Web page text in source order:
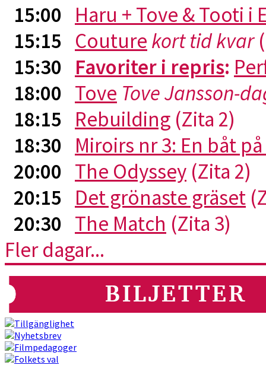
15:00 Haru + Tove & Tooti i
15:15 Couture kort tid kvar
15:30 Favoriter i repris:
18:00 Tove Tove Jansson-
18:15 Rebuilding (Zita 2)
18:30 Miroirs nr 3: En båt
20:00 The Odyssey (Zita 2)
20:15 Det grönaste gräset
20:30 The Match (Zita 3)
Fler dagar...